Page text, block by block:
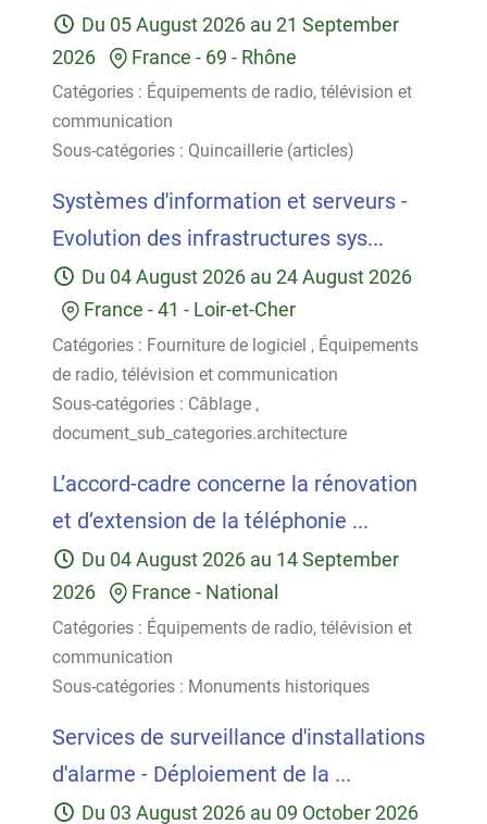
Du 05 August 2026 au 21 September
2026
France - 69 - Rhône
Catégories : Équipements de radio, télévision et
communication
Sous-catégories : Quincaillerie (articles)
Systèmes d'information et serveurs -
Evolution des infrastructures sys...
Du 04 August 2026 au 24 August 2026
France -41 - Loir-et-Cher
Catégories : Fourniture de logiciel , Équipements
de radio, télévision et communication
Sous-catégories : Câblage ,
document_sub_categories.architecture
L’accord-cadre concerne la rénovation
et d’extension de la téléphonie ...
Du 04 August 2026 au 14 September
2026
France - National
Catégories : Équipements de radio, télévision et
communication
Sous-catégories : Monuments historiques
Services de surveillance d'installations
d'alarme - Déploiement de la ...
Du 03 August 2026 au 09 October 2026